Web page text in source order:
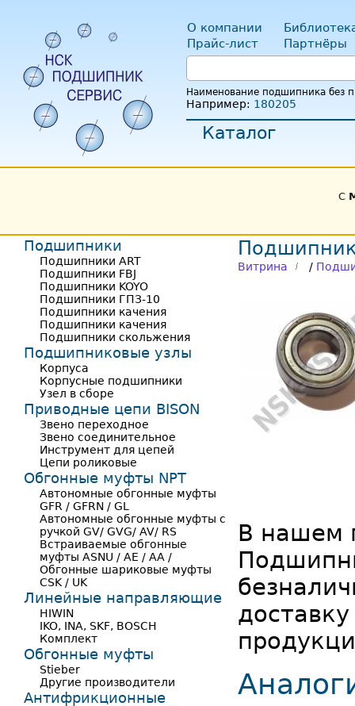
О компании
Прайс-лист
Партнёры
Наименование подшипника без
Например: 180205
Каталог
С
Витрина /
В нашем
Подшипники
Подшипники ART
Подшипники FBJ
Подшипники KOYO
Подшипники ГПЗ-10
Подшипники качения
Подшипники качения
Подшипники скольжения
Подшипниковые узлы
Корпуса
Корпусные подшипники
Узел в сборе
Приводные цепи BISON
Звено переходное
Звено соединительное
Инструмент для цепей
Цепи роликовые
Обгонные муфты NPT
Автономные обгонные муфты
GFR / GFRN / GL
Автономные обгонные муфты с
ручкой GV/ GVG/ AV/ RS
Встраиваемые обгонные
муфты ASNU / AE / AA /
Обгонные шариковые муфты
CSK / UK
Линейные направляющие
HIWIN
IKO, INA, SKF, BOSCH
Комплект
Обгонные муфты
Stieber
Другие производители
Антифрикционные